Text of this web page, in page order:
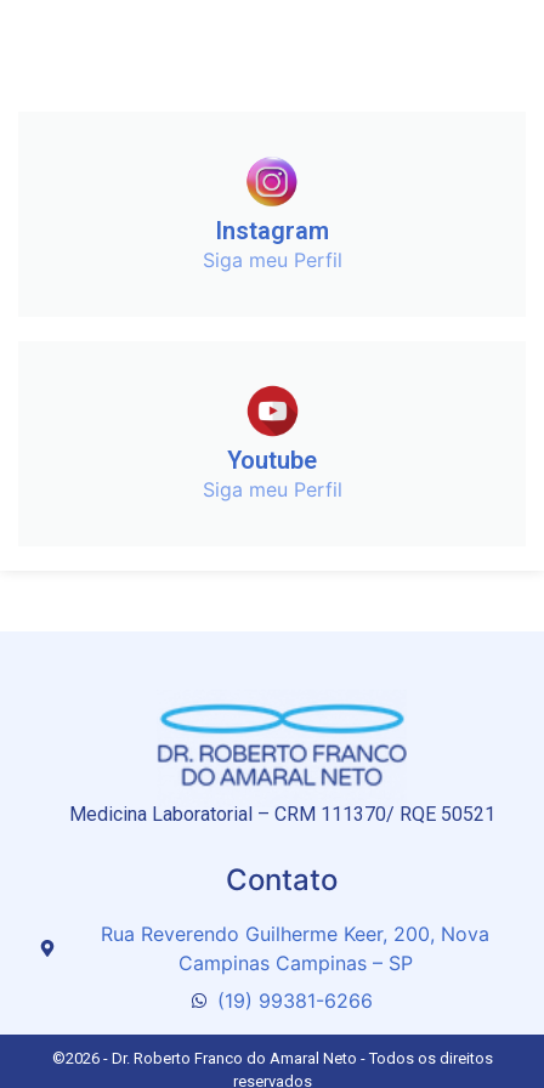
Instagram
Siga meu Perfil
Youtube
Siga meu Perfil
Medicina Laboratorial – CRM 111370/ RQE 50521
Contato
Rua Reverendo Guilherme Keer, 200, Nova
Campinas Campinas – SP
(19) 99381-6266
©2026 - Dr. Roberto Franco do Amaral Neto - Todos os direitos
reservados